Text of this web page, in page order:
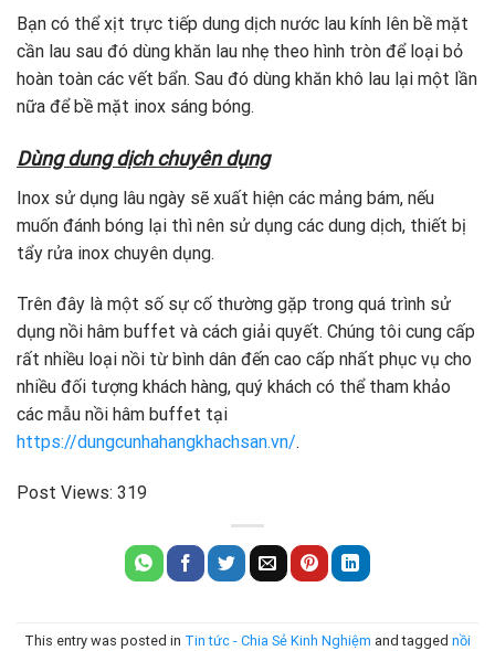
Bạn có thể xịt trực tiếp dung dịch nước lau kính lên bề mặt
cần lau sau đó dùng khăn lau nhẹ theo hình tròn để loại bỏ
hoàn toàn các vết bẩn. Sau đó dùng khăn khô lau lại một lần
nữa để bề mặt inox sáng bóng.
Dùng dung dịch chuyên dụng
Inox sử dụng lâu ngày sẽ xuất hiện các mảng bám, nếu
muốn đánh bóng lại thì nên sử dụng các dung dịch, thiết bị
tẩy rửa inox chuyên dụng.
Trên đây là một số sự cố thường gặp trong quá trình sử
dụng nồi hâm buffet và cách giải quyết. Chúng tôi cung cấp
rất nhiều loại nồi từ bình dân đến cao cấp nhất phục vụ cho
nhiều đối tượng khách hàng, quý khách có thể tham khảo
các mẫu nồi hâm buffet tại
https://dungcunhahangkhachsan.vn/.
Post Views: 319
This entry was posted in Tin tức - Chia Sẻ Kinh Nghiệm and tagged nồi